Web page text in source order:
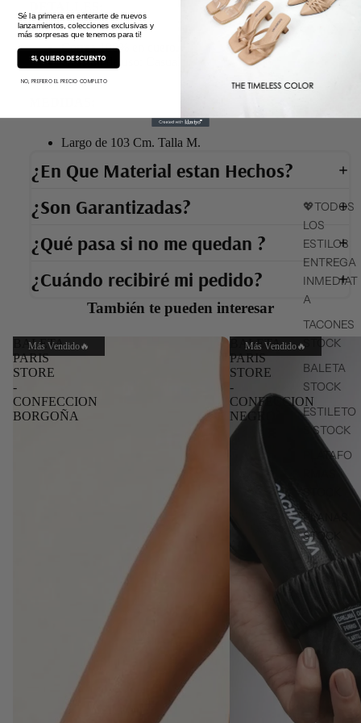
💖TODOS
LOS
ESTILOS
ENTREGA
INMEDIAT
A
TACONES
STOCK
BALETA
STOCK
ESTILETO
S STOCK
PLATAFO
PLANAS
STOCK
Correa 100% en cuero.
Ocasion de uso: Casual.
Largo de 103 Cm. Talla M.
¿En Que Material estan Hechos?
¿Son Garantizadas?
¿Qué pasa si no me quedan ?
¿Cuándo recibiré mi pedido?
También te pueden interesar
Más Vendido🔥
BALETA
PARIS
STORE
-
CONFECCION
BORGOÑA
Más Vendido🔥
BALETA
PARIS
STORE
-
CONFECCION
NEGRO
Sé la primera en enterarte de nuevos
lanzamientos, colecciones exclusivas y
más sorpresas que tenemos para ti!
SI, QUIERO DESCUENTO
NO, PREFIERO EL PRECIO COMPLETO